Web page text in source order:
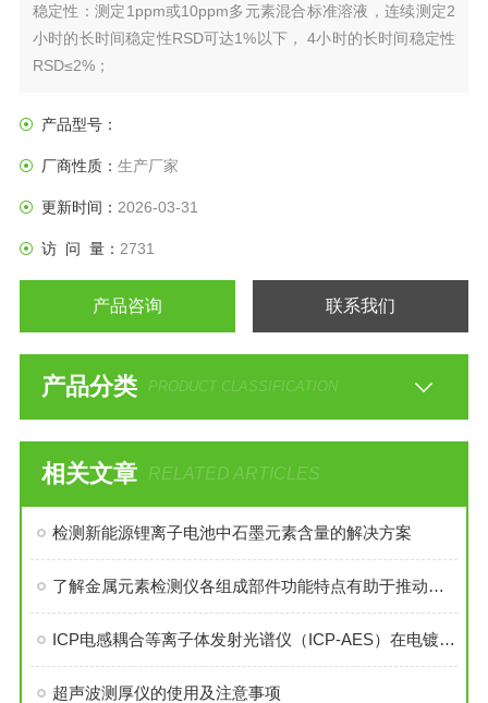
稳定性：测定1ppm或10ppm多元素混合标准溶液，连续测定2
小时的长时间稳定性RSD可达1%以下， 4小时的长时间稳定性
RSD≤2%；
产品型号：
厂商性质： 生产厂家
更新时间： 2026-03-31
访 问 量： 2731
产品咨询 联系我们
产品分类 PRODUCT CLASSIFICATION
相关文章 RELATED ARTICLES
检测新能源锂离子电池中石墨元素含量的解决方案
了解金属元素检测仪各组成部件功能特点有助于推动相关领域的研究
ICP电感耦合等离子体发射光谱仪（ICP-AES）在电镀液测试中的应用
超声波测厚仪的使用及注意事项